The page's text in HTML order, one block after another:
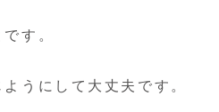
す。
うにして大丈夫です。